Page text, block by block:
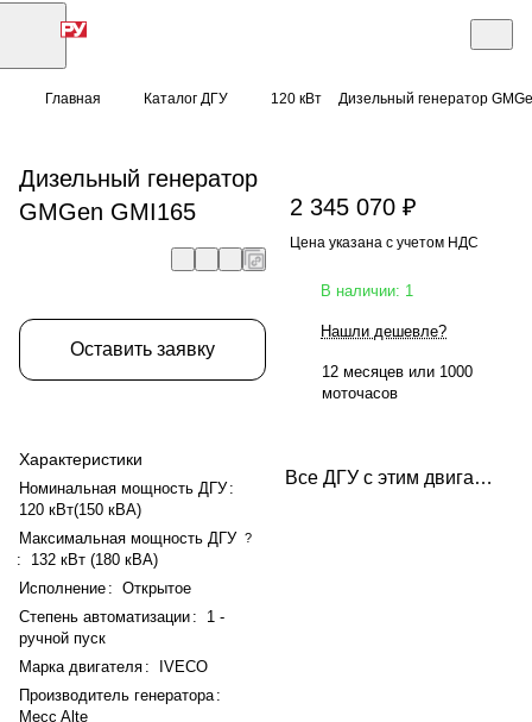
Главная Каталог ДГУ 120 кВт Дизельный генератор
Дизельный генератор
GMGen GMI165
Оставить заявку
Характеристики
Номинальная мощность ДГУ :
120 кВт(150 кВА)
Максимальная мощность ДГУ ?
:
132 кВт (180 кВА)
Исполнение : Открытое
Степень автоматизации :
1 -
ручной пуск
Марка двигателя :
IVECO
Производитель генератора :
Mecc Alte
2 345 070 ₽
Цена указана с учетом НДС
В наличии: 1
Нашли дешевле?
12 месяцев или 1000
моточасов
Все ДГУ с этим двигателем